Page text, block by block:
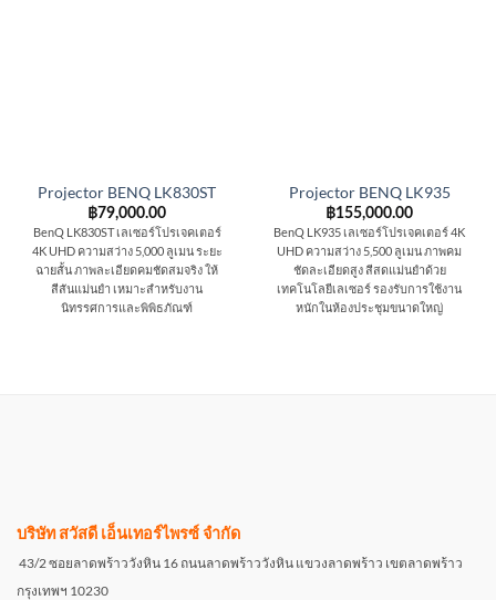
Projector BENQ LK830ST
฿79,000.00
BenQ LK830ST เลเซอร์โปรเจคเตอร์
4K UHD ความสว่าง 5,000 ลูเมน ระยะ
ฉายสั้น ภาพละเอียดคมชัดสมจริง ให้
สีสันแม่นยำ เหมาะสำหรับงาน
นิทรรศการและพิพิธภัณฑ์
Projector BENQ LK935
฿155,000.00
BenQ LK935 เลเซอร์โปรเจคเตอร์ 4K
UHD ความสว่าง 5,500 ลูเมน ภาพคม
ชัดละเอียดสูง สีสดแม่นยำด้วย
เทคโนโลยีเลเซอร์ รองรับการใช้งาน
หนักในห้องประชุมขนาดใหญ่
บริษัท สวัสดี เอ็นเทอร์ไพรซ์ จำกัด
43/2 ซอยลาดพร้าววังหิน 16 ถนนลาดพร้าววังหิน แขวงลาดพร้าว เขตลาดพร้าว
กรุงเทพฯ 10230